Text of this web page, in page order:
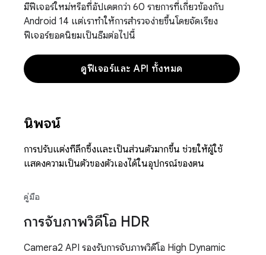
มีฟีเจอร์ใหม่หรือที่อัปเดตกว่า 60 รายการที่เกี่ยวข้องกับ
Android 14 แต่เราทำให้การสำรวจง่ายขึ้นโดยจัดเรียง
ฟีเจอร์ยอดนิยมเป็นธีมต่อไปนี้
ดูฟีเจอร์และ API ทั้งหมด
นิพจน์
การปรับแต่งที่ลึกซึ้งและเป็นส่วนตัวมากขึ้น ช่วยให้ผู้ใช้
แสดงความเป็นตัวของตัวเองได้ในอุปกรณ์ของตน
คู่มือ
การจับภาพวิดีโอ HDR
Camera2 API รองรับการจับภาพวิดีโอ High Dynamic